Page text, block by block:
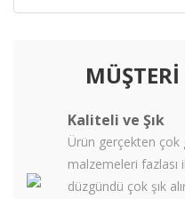
Kaliteli ve Şık
Ürün gerçekten
malzemeleri
düzgündü çok şık